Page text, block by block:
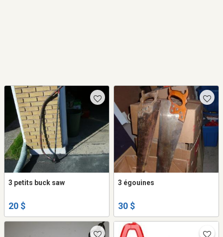
3 petits buck saw
20 $
3 égouines
30 $